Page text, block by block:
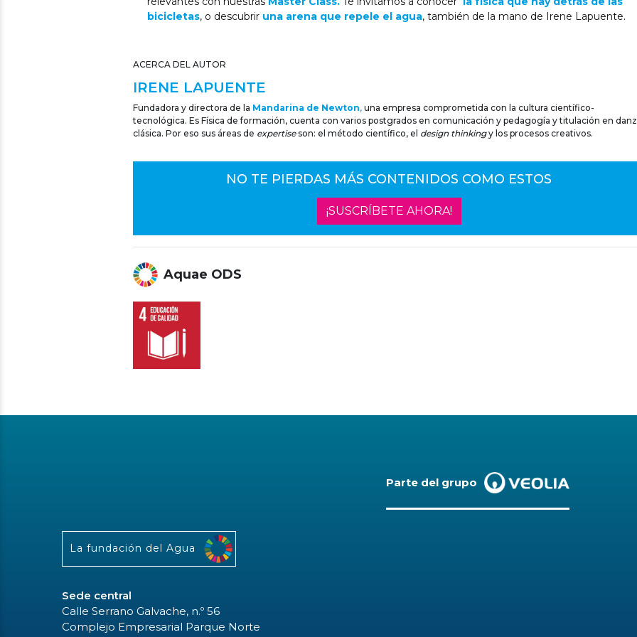
bicicletas, o descubrir una arena que repele el agua, también de la mano de Irene Lapuente.
ACERCA DEL AUTOR
IRENE LAPUENTE
Fundadora y directora de la Mandarina de Newton, una empresa comprometida con la cultura científico-
tecnológica. Es Física de formación, cuenta con varios postgrados en comunicación y pedagogía y titulación en
clásica. Por eso sus áreas de expertiseson: el método científico, el design thinkingy los procesos creativos.
NO TE PIERDAS MÁS CONTENIDOS COMO ESTOS
¡SUSCRÍBETE AHORA!
Aquae ODS
Parte del grupo
La fundación del Agua
Sede central
Calle Serrano Galvache, n.º 56
Complejo Empresarial Parque Norte